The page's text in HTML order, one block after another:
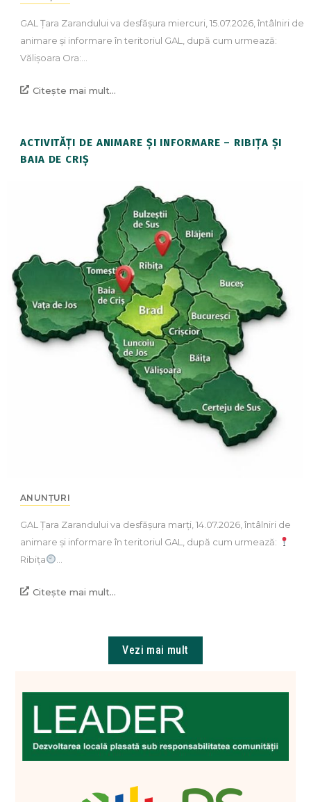
GAL Țara Zarandului va desfășura miercuri, 15.07.2026, întâlniri de
animare și informare în teritoriul GAL, după cum urmează:
Vălișoara Ora:…
Citește mai mult...
ACTIVITĂȚI DE ANIMARE ȘI INFORMARE – RIBIȚA ȘI
BAIA DE CRIȘ
ANUNȚURI
GAL Țara Zarandului va desfășura marți, 14.07.2026, întâlniri de
animare și informare în teritoriul GAL, după cum urmează:
Ribița
Citește mai mult...
Vezi mai mult